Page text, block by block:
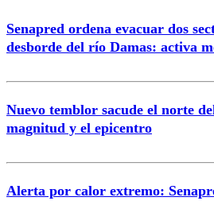
Correo
Senapred ordena evacuar dos
desborde del río Damas: activa
Nuevo temblor sacude el norte
magnitud y el epicentro
Alerta por calor extremo: